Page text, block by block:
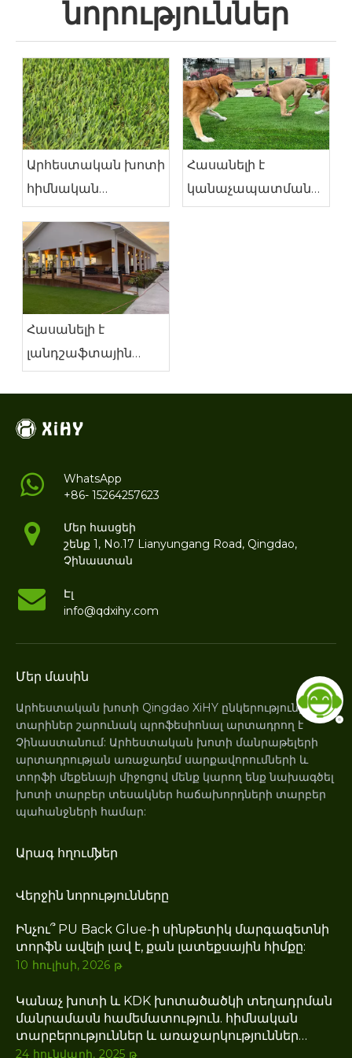
նորություններ
Արհեստական ​​խոտի
հիմնական
առավելությունները
Հասանելի է
կանաչապատման
Հասանելի է
լանդշաֆտային
խոտ -
WhatsApp
+86- 15264257623
Մեր հասցեի
շենք 1, No.17 Lianyungang Road, Qingdao,
Չինաստան
Էլ
info@qdxihy.com
Մեր մասին
Արհեստական ​​խոտի Qingdao XiHY ընկերությունը
տարիներ շարունակ պրոֆեսիոնալ արտադրող է
Չինաստանում: Արհեստական ​​խոտի մանրաթելերի
արտադրության առաջադեմ սարքավորումների և
տորֆի մեքենայի միջոցով մենք կարող ենք նախագծել
խոտի տարբեր տեսակներ հաճախորդների տարբեր
պահանջների համար:
Արագ հղումներ
Վերջին նորությունները
Ինչու՞ PU Back Glue-ի սինթետիկ մարգագետնի
տորֆն ավելի լավ է, քան լատեքսային հիմքը:
10 հուլիսի, 2026 թ
Կանաչ խոտի և KDK խոտածածկի տեղադրման
մանրամասն համեմատություն. հիմնական
տարբերություններ և առաջարկություններ
լավագույն ծախսարդյունավետ արհեստական ​​
24 հունվարի, 2025 թ